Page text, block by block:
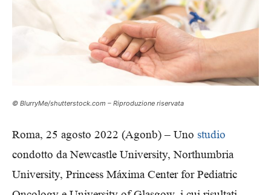
© BlurryMe/shutterstock.com – Riproduzione riservata
Roma, 25 agosto 2022 (Agonb) – Uno studio
condotto da Newcastle University, Northumbria
University, Princess Máxima Center for Pediatric